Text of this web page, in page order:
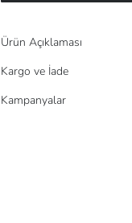
Ürün Açıklaması
Kargo ve İade
Kampanyalar